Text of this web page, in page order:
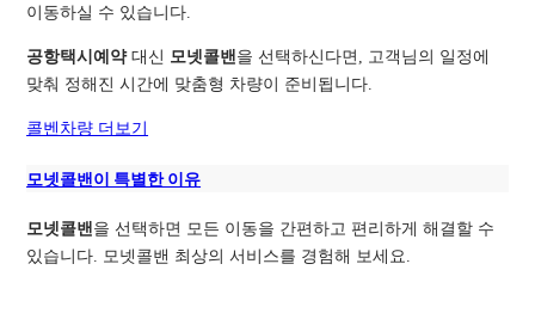
이동하실 수 있습니다.
공항택시예약대신 모넷콜밴 을 선택하신다면, 고객님의 일정에
맞춰 정해진 시간에 맞춤형 차량이 준비됩니다.
콜벤차량 더보기
모넷콜밴이 특별한 이유
모넷콜밴 을 선택하면 모든 이동을 간편하고 편리하게 해결할 수
있습니다. 모넷콜밴 최상의 서비스를 경험해 보세요.